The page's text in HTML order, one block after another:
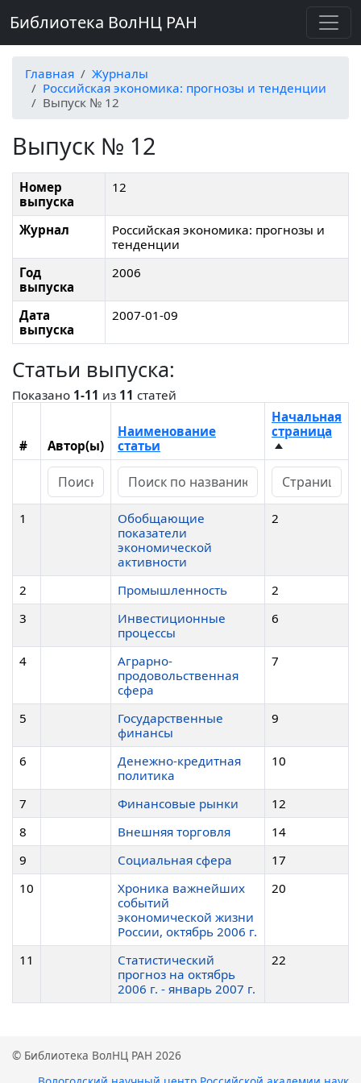
Библиотека ВолНЦ РАН
Главная
Журналы
Российская экономика: прогнозы и тенденции
Выпуск № 12
Выпуск № 12
Номер
выпуска
12
Журнал
Российская экономика: прогнозы и
тенденции
Год
выпуска
2006
Дата
выпуска
2007-01-09
Статьи выпуска:
Показано 1-11 из 11 статей
# Автор(ы)
Наименование
статьи
Начальная
страница
1
Обобщающие
показатели
экономической
активности
2
2 Промышленность
2
3
Инвестиционные
процессы
6
4
Аграрно-
продовольственная
сфера
7
5
Государственные
финансы
9
6
Денежно-кредитная
политика
10
7 Финансовые рынки
12
8
Внешняя торговля
14
9
Социальная сфера
17
10
Хроника важнейших
событий
экономической жизни
России, октябрь 2006 г.
20
11
Статистический
прогноз на октябрь
2006 г. - январь 2007 г.
22
© Библиотека ВолНЦ РАН 2026